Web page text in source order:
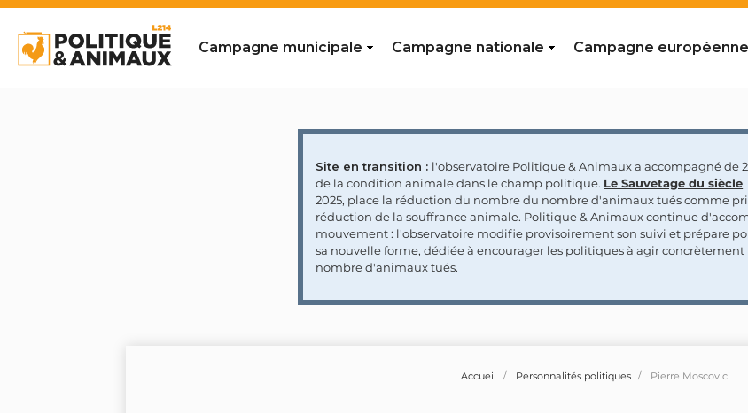
Campagne municipale Campagne nationale Campagne européenne
Site en transition : l'observatoire Politique & Animaux a accompagné de
de la condition animale dans le champ politique. Le Sauvetage du siècle
2025, place la réduction du nombre du nombre d'animaux tués comme
réduction de la souffrance animale. Politique & Animaux continue
mouvement : l'observatoire modifie provisoirement son suivi et prépare
sa nouvelle forme, dédiée à encourager les politiques à agir
nombre d'animaux tués.
Accueil Personnalités politiques Pierre Moscovici